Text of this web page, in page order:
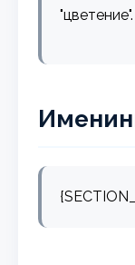
"цветение".